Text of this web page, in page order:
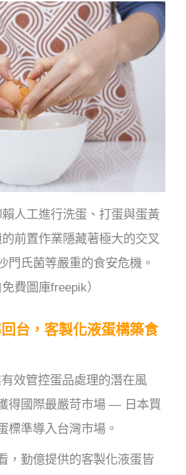
人工進行洗蛋、打蛋與蛋黃
前置作業隱藏著極大的交叉
門氏菌等嚴重的食安危機。
免費圖庫freepik）
台，客製化液蛋構築食
效管控蛋品處理的潛在風
得國際最嚴苛市場 — 日本買
標準導入台灣市場。
，勤億提供的客製化液蛋皆